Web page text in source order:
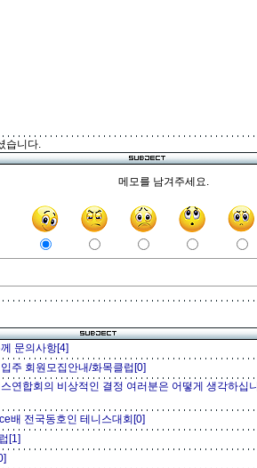
습니다.
메모를 남겨주세요.
문의사항[4]
주 회원모집안내/화목클럽[0]
연합회의 비상적인 결정 여러분은 어떻게 생각하십니
배 전국동호인 테니스대회[0]
[1]